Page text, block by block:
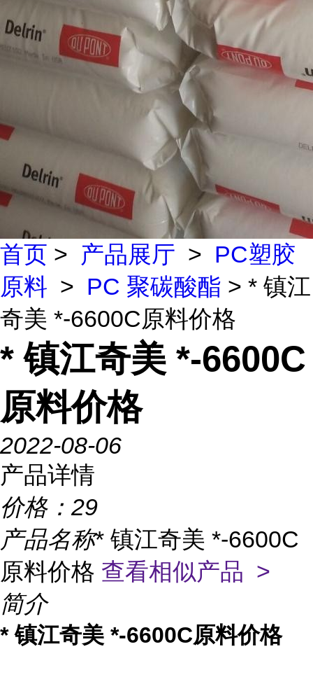
首页 > 产品展厅 > PC塑胶
原料 > PC 聚碳酸酯 > * 镇江
奇美 *-6600C原料价格
* 镇江奇美 *-6600C
原料价格
2022-08-06
产品详情
价格： 29
产品名称* 镇江奇美 *-6600C
原料价格 查看相似产品 >
简介
* 镇江奇美 *-6600C原料价格